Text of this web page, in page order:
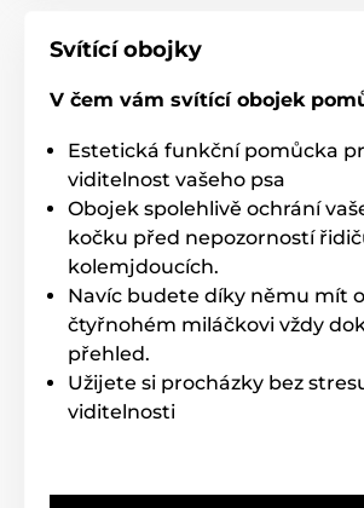
Svítící obojky
V čem vám svítící obojek
Estetická funkční pomůcka
viditelnost vašeho psa
Obojek spolehlivě ochrání
kočku před nepozorností
kolemjdoucích.
Navíc budete díky němu mít
čtyřnohém miláčkovi vždy
přehled.
Užijete si procházky bez
viditelnosti